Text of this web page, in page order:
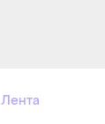
Лента